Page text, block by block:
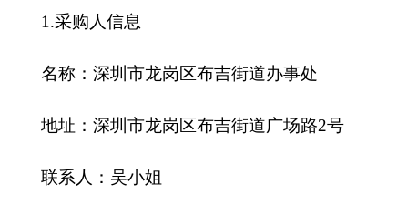
1.采购人信息
名称：深圳市龙岗区布吉街道办事处
地址：深圳市龙岗区布吉街道广场路2号
联系人：吴小姐